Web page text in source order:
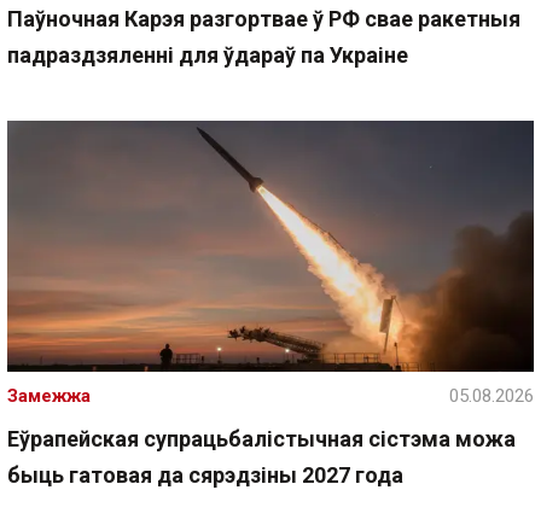
Паўночная Карэя разгортвае ў РФ свае ракетныя
падраздзяленні для ўдараў па Украіне
Еўрапейская супрацьбалістычная сістэма можа
быць гатовая да сярэдзіны 2027 года
Замежжа 05.08.2026